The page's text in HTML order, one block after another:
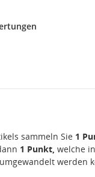
sammeln Sie 1
1 Punkt, welche
werden